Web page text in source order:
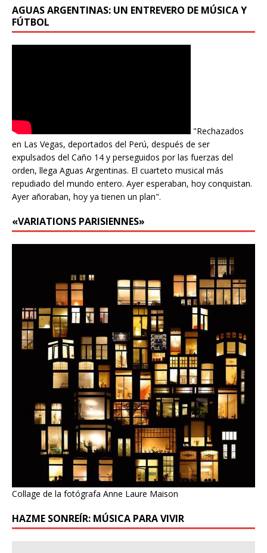
AGUAS ARGENTINAS: UN ENTREVERO DE MÚSICA Y
FÚTBOL
"Rechazados
en Las Vegas, deportados del Perú, después de ser
expulsados del Caño 14 y perseguidos por las fuerzas del
orden, llega Aguas Argentinas. El cuarteto musical más
repudiado del mundo entero. Ayer esperaban, hoy conquistan.
Ayer añoraban, hoy ya tienen un plan".
«VARIATIONS PARISIENNES»
Collage de la fotógrafa Anne Laure Maison
HAZME SONREÍR: MÚSICA PARA VIVIR